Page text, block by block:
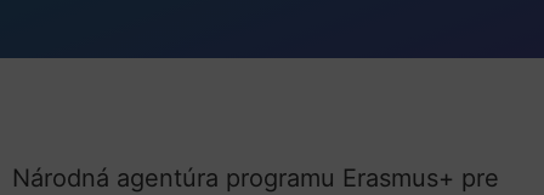
Národná agentúra programu Erasmus+ pre